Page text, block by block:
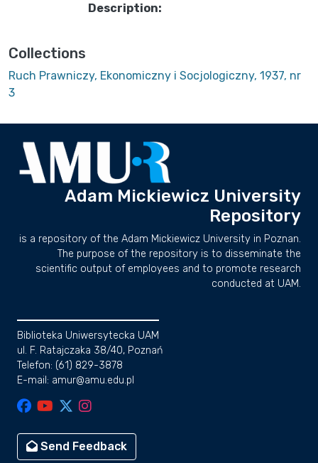
Description:
Collections
Ruch Prawniczy, Ekonomiczny i Socjologiczny, 1937, nr
3
Adam Mickiewicz University
Repository
is a repository of the Adam Mickiewicz University in Poznan.
The purpose of the repository is to disseminate the
scientific output of employees and to promote research
conducted at UAM.
Biblioteka Uniwersytecka UAM
ul. F. Ratajczaka 38/40, Poznań
Telefon: (61) 829-3878
E-mail: amur@amu.edu.pl
Send Feedback